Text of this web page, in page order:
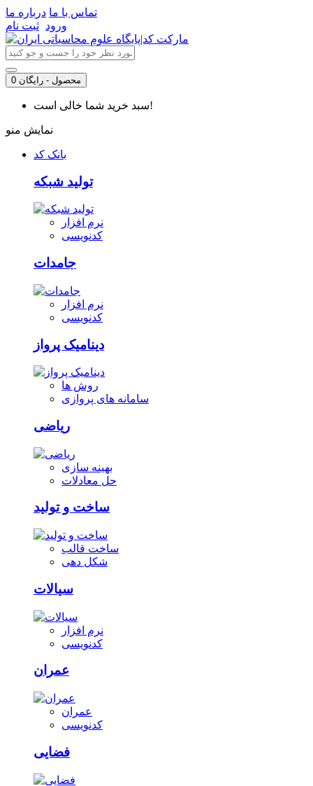
تماس با ما درباره ما
ورود ثبت نام
0 محصول - رایگان
سبد خرید شما خالی است!
نمایش منو
بانک کد
تولید شبکه
نرم افزار
کدنویسی
جامدات
نرم افزار
کدنویسی
دینامیک پرواز
روش ها
سامانه های پروازی
ریاضی
بهینه سازی
حل معادلات
ساخت و تولید
ساخت قالب
شکل دهی
سیالات
نرم افزار
کدنویسی
عمران
عمران
کدنویسی
فضایی